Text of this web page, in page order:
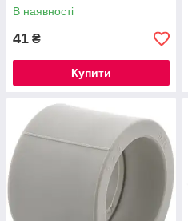
В наявності
41 ₴
Купити